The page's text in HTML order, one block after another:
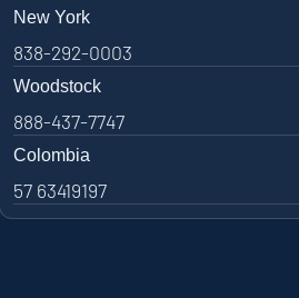
New York
838-292-0003
Woodstock
888-437-7747
Colombia
57 63419197